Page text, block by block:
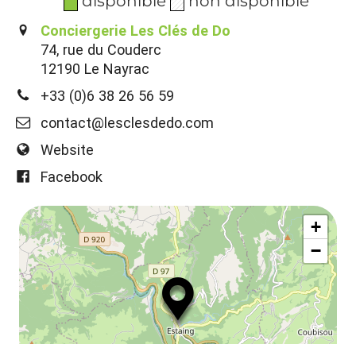
Conciergerie Les Clés de Do
74, rue du Couderc
12190 Le Nayrac
+33 (0)6 38 26 56 59
contact@lesclesdedo.com
Website
Facebook
+
−